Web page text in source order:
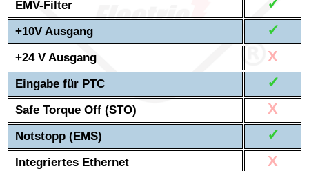
EMV-Filter ✓
+10V Ausgang ✓
+24 V Ausgang X
Eingabe für PTC ✓
Safe Torque Off (STO) X
Notstopp (EMS) ✓
Integriertes Ethernet X